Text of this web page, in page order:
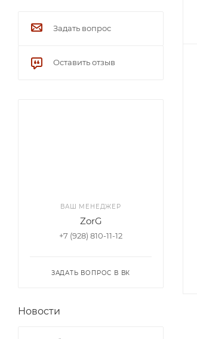
Задать вопрос
Оставить отзыв
ВАШ МЕНЕДЖЕР
ZorG
+7 (928) 810-11-12
ЗАДАТЬ ВОПРОС В ВК
Новости